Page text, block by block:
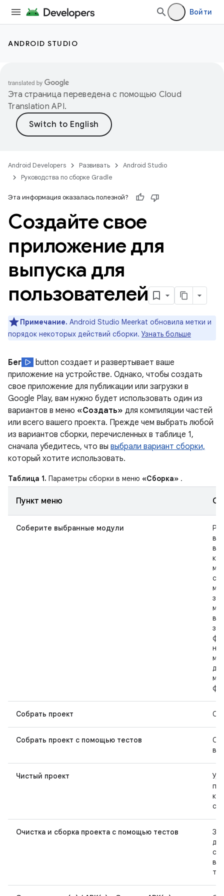
Войти
ANDROID STUDIO
Эта страница переведена с помощью Cloud
Translation API.
Android Developers Развивать
Android Studio
Руководства по сборке Gradle
Эта информация оказалась полезной?
Создайте свое
приложение для
выпуска для
пользователей
Примечание. Android Studio Meerkat обновила метки и
порядок некоторых действий сборки. Узнать больше
Бег
button создает и развертывает ваше
приложение на устройстве. Однако, чтобы создать
свое приложение для публикации или загрузки в
Google Play, вам нужно будет использовать один из
вариантов в меню «Создать» для компиляции частей
или всего вашего проекта. Прежде чем выбрать любой
из вариантов сборки, перечисленных в таблице 1,
сначала убедитесь, что вы выбрали вариант сборки,
который хотите использовать.
Таблица 1. Параметры сборки в меню «Сборка» .
Пункт меню
Соберите выбранные модули
Собрать проект
Собрать проект с помощью тестов
Чистый проект
Очистка и сборка проекта с помощью тестов